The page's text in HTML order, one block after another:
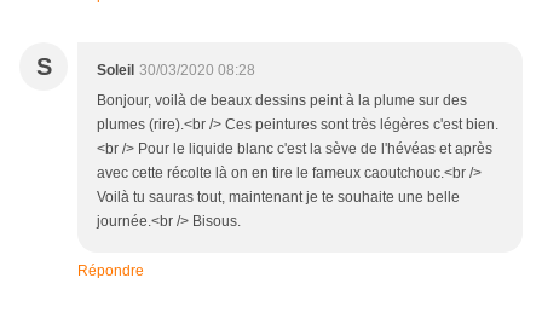
S Soleil 30/03/2020 08:28
Bonjour, voilà de beaux dessins peint à la plume sur des
plumes (rire).<br /> Ces peintures sont très légères c'est bien.
<br /> Pour le liquide blanc c'est la sève de l'hévéas et après
avec cette récolte là on en tire le fameux caoutchouc.<br />
Voilà tu sauras tout, maintenant je te souhaite une belle
journée.<br /> Bisous.
Répondre